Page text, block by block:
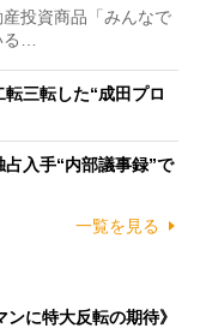
投資商品「みんなで
…
転三転した“成田プロ
占入手“内部議事録”で
一覧を見る
ンに特大反転の期待》